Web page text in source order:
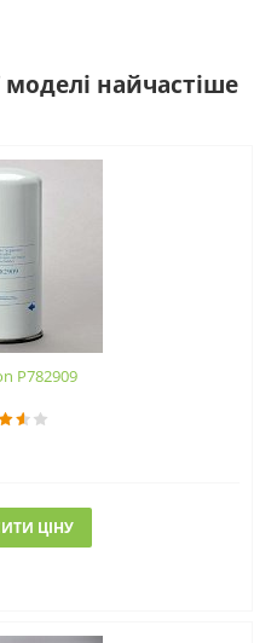
моделі найчастіше
P782909
ЦІНУ